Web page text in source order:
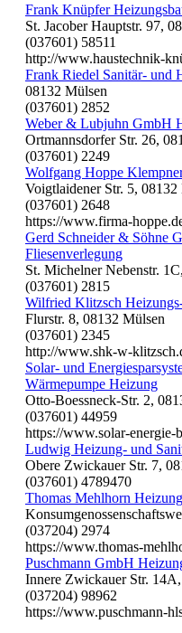
Frank Knüpfer
St. Jacober Hauptstr. 97,
(037601) 58511
http://www.haustechnik-
Frank Riedel Sanitär- und
08132 Mülsen
(037601) 2852
Weber & Lubjuhn GmbH
Ortmannsdorfer Str. 26,
(037601) 2249
Wolfgang Hoppe
Voigtlaidener Str. 5, 08132
(037601) 2648
https://www.firma-
Gerd Schneider & Söhne
Fliesenverlegung
St. Michelner Nebenstr.
(037601) 2815
Wilfried Klitzsch
Flurstr. 8, 08132 Mülsen
(037601) 2345
http://www.shk-w-
Solar- und
Wärmepumpe Heizung
Otto-Boessneck-Str. 2,
(037601) 44959
https://www.solar-energie-
Ludwig Heizung- und
Obere Zwickauer Str. 7,
(037601) 4789470
Thomas Mehlhorn
(037204) 2974
https://www.thomas-
Puschmann GmbH
Innere Zwickauer Str.
(037204) 98962
https://www.puschmann-